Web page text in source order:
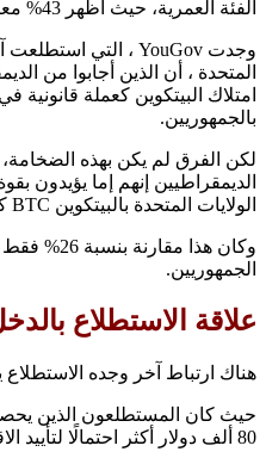
الفئة العمرية، حيث أظهر 43% معارضة قوية.
المتحدة ، أن الذين أجابوا من
امتلاك البيتكوين كعملة قانونية
بالجمهوريين.
الديمقراطيين إنهم إما يؤيدون
الولايات المتحدة بالبيتكوين BTC كعملة قانونية.
وكان هذا
الجمهوريين.
علاقة الاستطلاع
هناك ارتباط آخر وجده الاستطلاع
حيث كان المستطلعون الذين
80 ألف دولار أكثر احتمالًا لتأييد الاقتراح بنسبة 21%.